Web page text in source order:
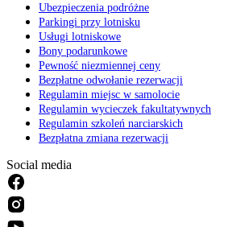
Ubezpieczenia podróżne
Parkingi przy lotnisku
Usługi lotniskowe
Bony podarunkowe
Pewność niezmiennej ceny
Bezpłatne odwołanie rezerwacji
Regulamin miejsc w samolocie
Regulamin wycieczek fakultatywnych
Regulamin szkoleń narciarskich
Bezpłatna zmiana rezerwacji
Social media